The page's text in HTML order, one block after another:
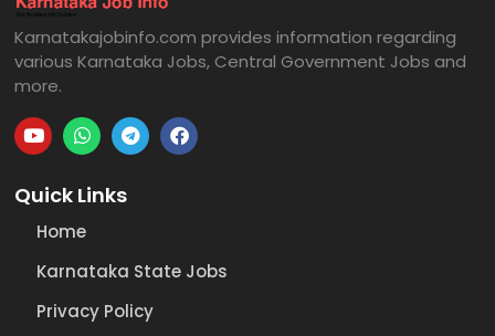
Karnatakajobinfo.com provides information regarding
various Karnataka Jobs, Central Government Jobs and
more.
Quick Links
Home
Karnataka State Jobs
Privacy Policy